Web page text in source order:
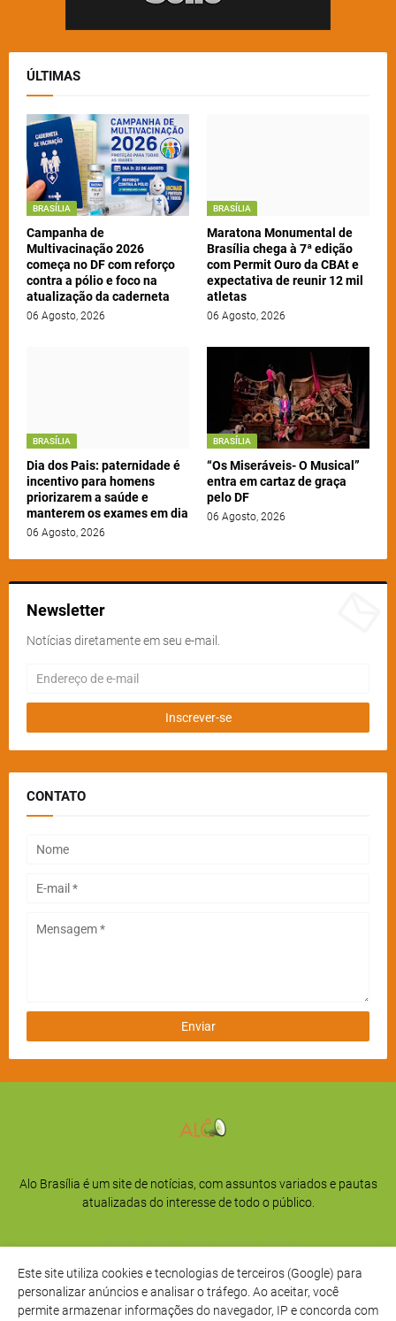
ÚLTIMAS
BRASÍLIA
Campanha de
Multivacinação 2026
começa no DF com reforço
contra a pólio e foco na
atualização da caderneta
06 Agosto, 2026
BRASÍLIA
Maratona Monumental de
Brasília chega à 7ª edição
com Permit Ouro da CBAt e
expectativa de reunir 12 mil
atletas
06 Agosto, 2026
BRASÍLIA
Dia dos Pais: paternidade é
incentivo para homens
priorizarem a saúde e
manterem os exames em dia
06 Agosto, 2026
BRASÍLIA
“Os Miseráveis- O Musical”
entra em cartaz de graça
pelo DF
06 Agosto, 2026
Newsletter
Notícias diretamente em seu e-mail.
CONTATO
Alo Brasília é um site de notícias, com assuntos variados e pautas
atualizadas do interesse de todo o público.
Este site utiliza cookies e tecnologias de terceiros (Google) para
personalizar anúncios e analisar o tráfego. Ao aceitar, você
permite armazenar informações do navegador, IP e concorda com